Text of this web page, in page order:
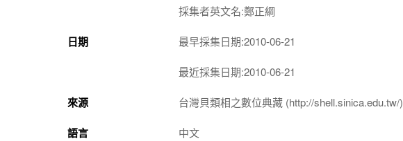
採集者英文名:鄭正綱
日期 最早採集日期:2010-06-21
最近採集日期:2010-06-21
來源 台灣貝類相之數位典藏 (http://shell.sinica.edu.tw/)
語言 中文